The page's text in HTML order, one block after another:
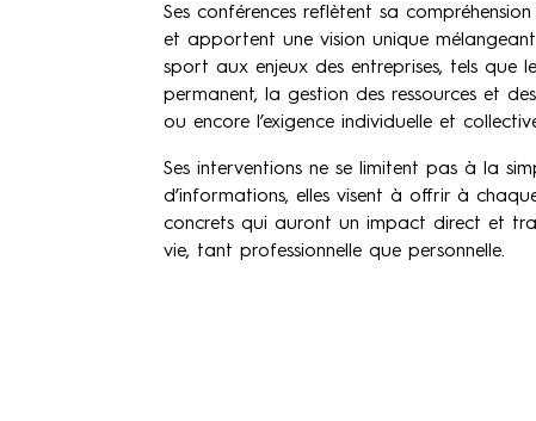
Ses conférences reflètent sa
et apportent une vision unique
sport aux enjeux des entreprises, tels que
permanent, la gestion des ressources et
ou encore l’exigence individuelle et
Ses interventions ne se limitent pas à la
d’informations, elles visent à offrir à
concrets qui auront un impact direct et
vie, tant professionnelle que personnelle.